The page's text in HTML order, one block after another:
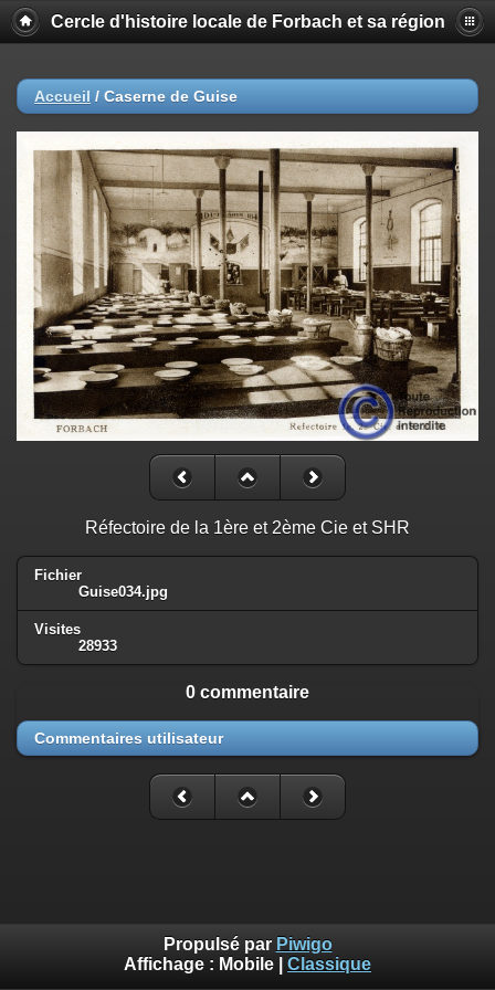
Cercle d'histoire locale de Forbach et sa région
Accueil / Caserne de Guise
Réfectoire de la 1ère et 2ème Cie et SHR
Fichier
Guise034.jpg
Visites
28933
0 commentaire
Commentaires utilisateur
Propulsé par Piwigo
Affichage : Mobile Classique